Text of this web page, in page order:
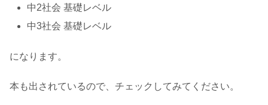
中2社会 基礎レベル
中3社会 基礎レベル
になります。
本も出されているので、チェックしてみてください。